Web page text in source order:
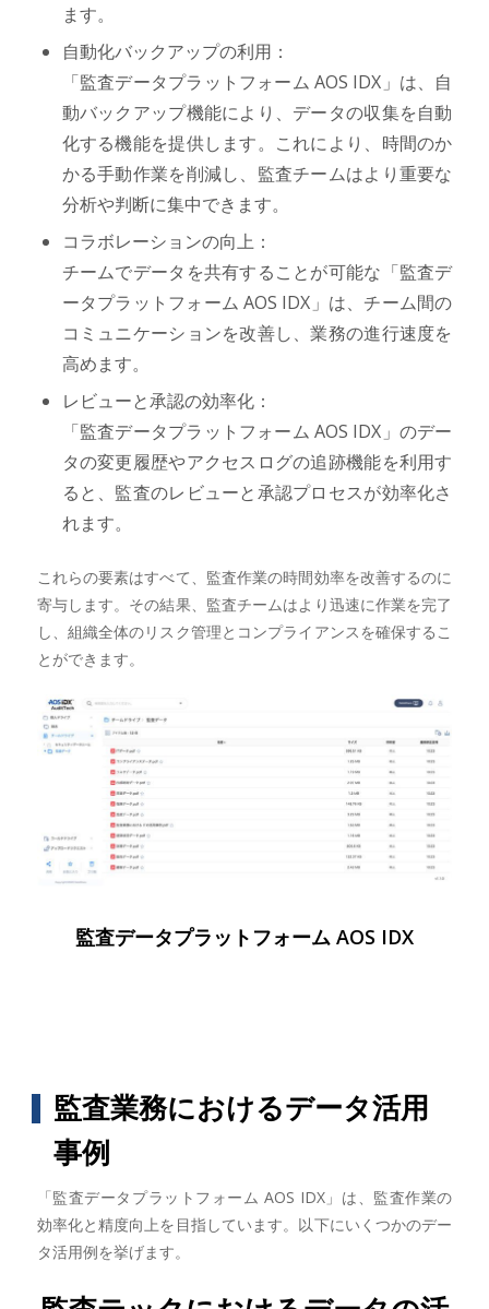
ます。
自動化バックアップの利用：
「監査データプラットフォーム AOS IDX」は、自
動バックアップ機能により、データの収集を自動
化する機能を提供します。これにより、時間のか
かる手動作業を削減し、監査チームはより重要な
分析や判断に集中できます。
コラボレーションの向上：
チームでデータを共有することが可能な「監査デ
ータプラットフォーム AOS IDX」は、チーム間の
コミュニケーションを改善し、業務の進行速度を
高めます。
レビューと承認の効率化：
「監査データプラットフォーム AOS IDX」のデー
タの変更履歴やアクセスログの追跡機能を利用す
ると、監査のレビューと承認プロセスが効率化さ
れます。
これらの要素はすべて、監査作業の時間効率を改善するのに
寄与します。その結果、監査チームはより迅速に作業を完了
し、組織全体のリスク管理とコンプライアンスを確保するこ
とができます。
監査データプラットフォーム AOS IDX
監査業務におけるデータ活用
事例
「監査データプラットフォーム AOS IDX」は、監査作業の
効率化と精度向上を目指しています。以下にいくつかのデー
タ活用例を挙げます。